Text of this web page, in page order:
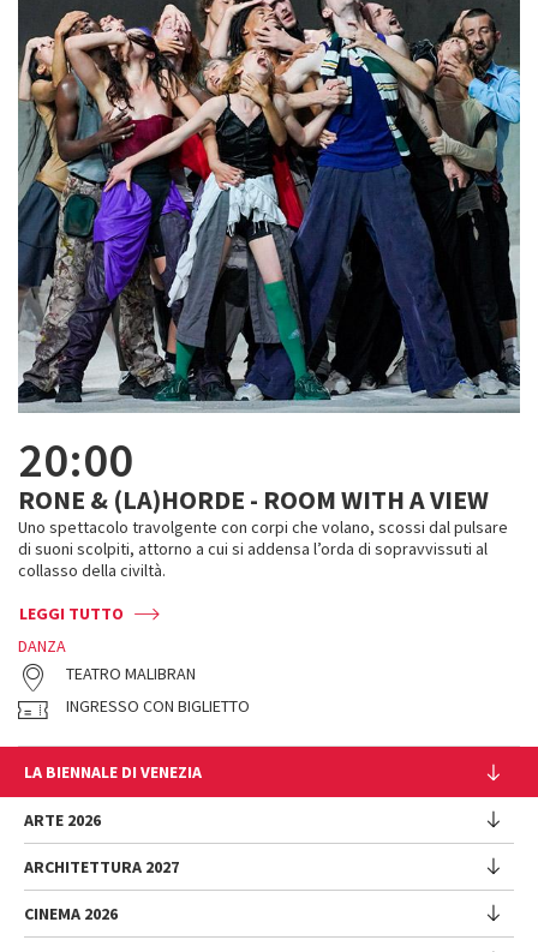
20:00
RONE & (LA)HORDE - ROOM WITH A VIEW
Uno spettacolo travolgente con corpi che volano, scossi dal pulsare
di suoni scolpiti, attorno a cui si addensa l’orda di sopravvissuti al
collasso della civiltà.
LEGGI TUTTO
DANZA
TEATRO MALIBRAN
INGRESSO CON BIGLIETTO
LA BIENNALE DI VENEZIA
L'Istituzione
Cariche istituzionali
Storia
Luoghi
Sponsorship
ARTE 2026
Esposizione
Intervento di Pietrangelo Buttafuoco
ARCHITETTURA 2027
Mostra
CINEMA 2026